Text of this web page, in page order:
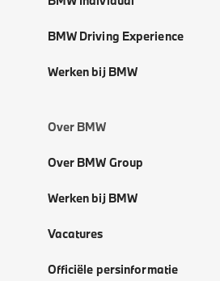
BMW Driving Experience
Werken bij BMW
Over BMW
Over BMW Group
Werken bij BMW
Vacatures
Officiële persinformatie